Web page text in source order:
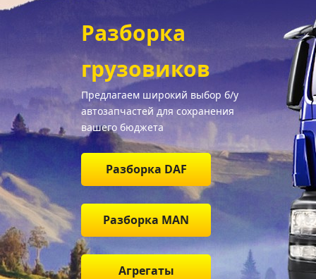
Разборка
грузовиков
Предлагаем широкий выбор б/у
автозапчастей для сохранения
вашего бюджета
Разборка DAF
Разборка MAN
Агрегаты